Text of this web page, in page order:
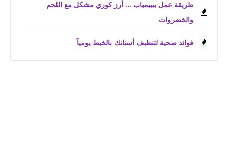
طريقة عمل بيبيمباب ... أرز كوري مشكل مع اللحم
والخضروات
فوائد صحية لتنظيف أسنانك بالخيط يومياً